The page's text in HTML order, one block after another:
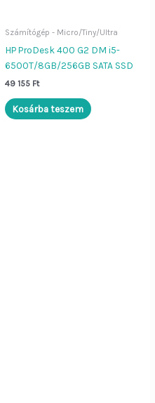
Számítógép - Micro/Tiny/Ultra
HP ProDesk 400 G2 DM i5-
6500T/8GB/256GB SATA SSD
49 155 Ft
Kosárba teszem